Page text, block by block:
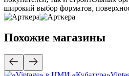
широкий выбор форматов,
Похожие магазины